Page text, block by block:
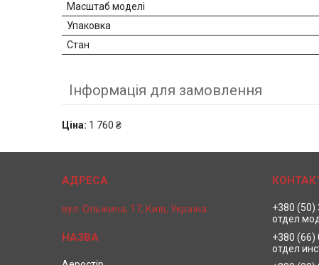
Масштаб моделі
Упаковка
Стан
Інформація для замовлення
Ціна: 1 760 ₴
вул. Ольжича, 17, Київ, Україна
+380 (50)
отдел
+380 (66)
отдел